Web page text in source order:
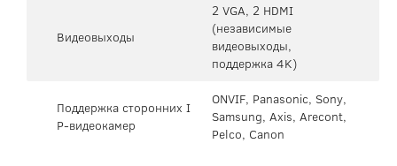
Видеовыходы
2 VGA, 2 HDMI
(независимые
видеовыходы,
поддержка 4K)
Поддержка сторонних I
P-видеокамер
ONVIF, Panasonic, Sony,
Samsung, Axis, Arecont,
Pelco, Canon